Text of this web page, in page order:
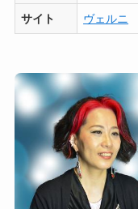
サイト ヴェルニ